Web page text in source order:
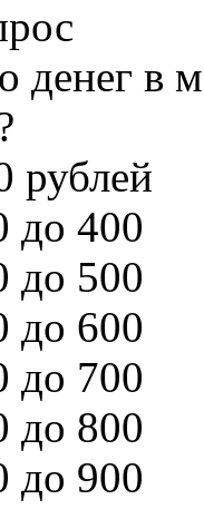
денег в
рублей
до 400
до 500
до 600
до 700
до 800
до 900